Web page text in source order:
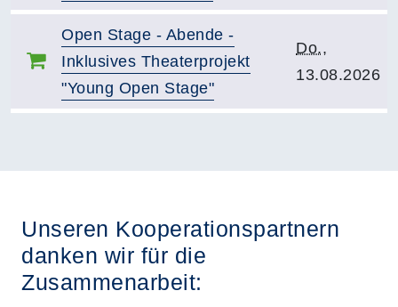
Kurstitel:
Open Stage - Abende -
Inklusives Theaterprojekt
"Young Open Stage"
Kursbeginn:
Do.,
13.08.2026
Unseren Kooperationspartnern
danken wir für die
Zusammenarbeit: